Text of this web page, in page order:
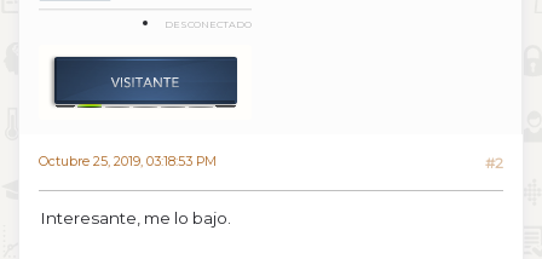
DESCONECTADO
Octubre 25, 2019, 03:18:53 PM #2
Interesante, me lo bajo.